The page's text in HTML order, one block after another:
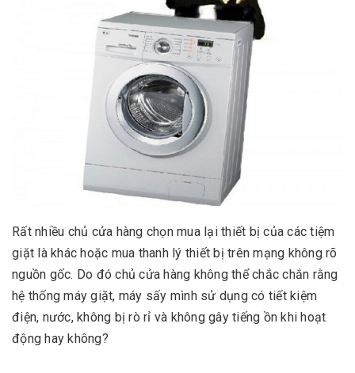
Rất nhiều chủ cửa hàng chọn mua lại thiết bị của các tiệm
giặt là khác hoặc mua thanh lý thiết bị trên mạng không rõ
nguồn gốc. Do đó chủ cửa hàng không thể chắc chắn rằng
hệ thống máy giặt, máy sấy mình sử dụng có tiết kiệm
điện, nước, không bị rò rỉ và không gây tiếng ồn khi hoạt
động hay không?